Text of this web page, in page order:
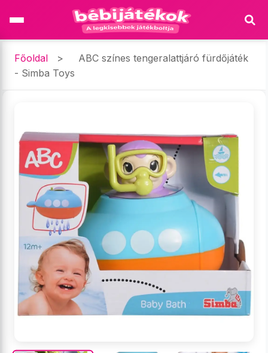
Főoldal >
ABC színes tengeralattjáró fürdőjáték
- Simba Toys